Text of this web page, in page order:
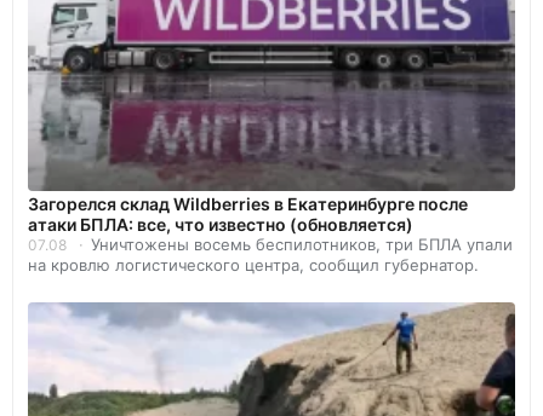
Загорелся склад Wildberries в Екатеринбурге после
атаки БПЛА: все, что известно (обновляется)
07.08
Уничтожены восемь беспилотников, три БПЛА упали
на кровлю логистического центра, сообщил губернатор.